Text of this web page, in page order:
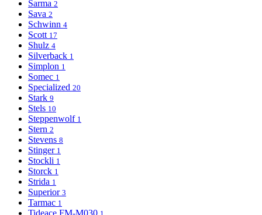
Sarma 2
Sava 2
Schwinn 4
Scott 17
Shulz 4
Silverback 1
Simplon 1
Somec 1
Specialized 20
Stark 9
Stels 10
Steppenwolf 1
Stern 2
Stevens 8
Stinger 1
Stockli 1
Storck 1
Strida 1
Superior 3
Tarmac 1